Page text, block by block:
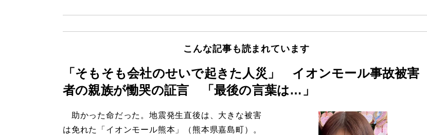
こんな記事も読まれています
「そもそも会社のせいで起きた人災」 イオンモール事故被害
者の親族が慟哭の証言 「最後の言葉は…」
助かった命だった。地震発生直後は、大きな被害
は免れた「イオンモール熊本」（熊本県嘉島町）。